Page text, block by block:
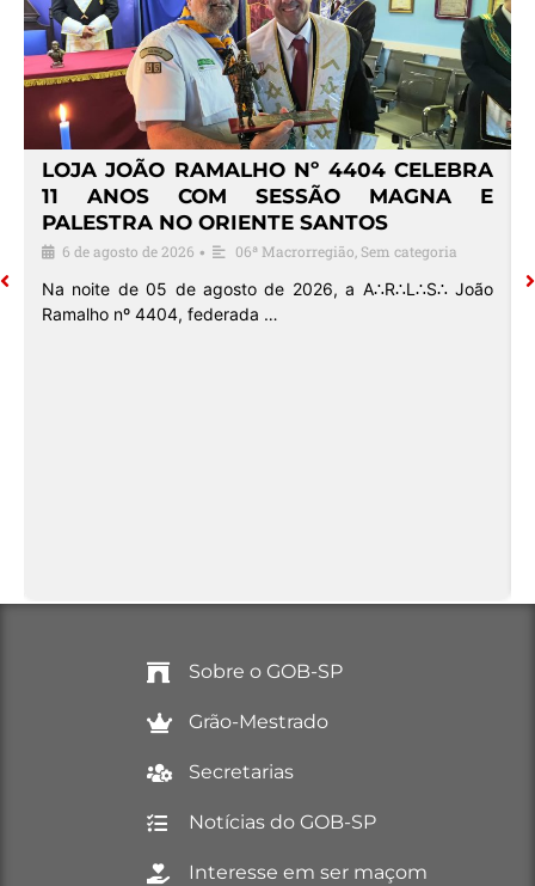
LOJA JOÃO RAMALHO Nº 4404 CELEBRA
11 ANOS COM SESSÃO MAGNA E
PALESTRA NO ORIENTE SANTOS
6 de agosto de 2026 • 06ª Macrorregião, Sem categoria
Na noite de 05 de agosto de 2026, a A∴R∴L∴S∴ João
Ramalho nº 4404, federada …
Sobre o GOB-SP
Grão-Mestrado
Secretarias
Notícias do GOB-SP
Interesse em ser maçom